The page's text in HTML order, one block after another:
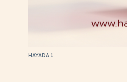
HAYADA 1